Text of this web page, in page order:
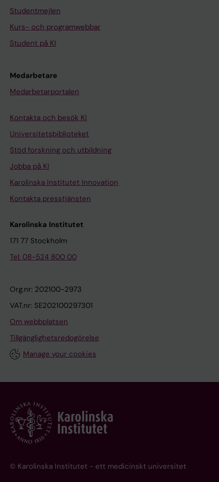
Studentmejlen
Kurs- och programwebbar
Student på KI
Medarbetare
Medarbetarportalen
Kontakta och besök KI
Universitetsbiblioteket
Stöd forskning och utbildning
Jobba på KI
Karolinska Institutet Innovation
Kontakta presstjänsten
Karolinska Institutet
171 77 Stockholm
Tel: 08-524 800 00
Org.nr: 202100-2973
VAT.nr: SE202100297301
Om webbplatsen
Tillgänglighetsredogörelse
Manage your cookies
© Karolinska Institutet - ett medicinskt universitet